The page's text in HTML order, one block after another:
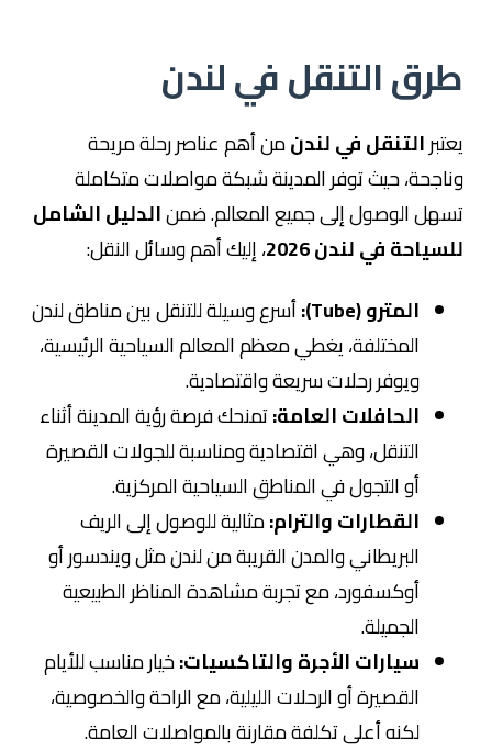
طرق التنقل في لندن
يعتبرالتنقل في لندنمن أهم عناصر رحلة مريحة
وناجحة، حيث توفر المدينة شبكة مواصلات متكاملة
تسهل الوصول إلى جميع المعالم. ضمنالدليل الشامل
للسياحة في لندن 2026
، إليك أهم وسائل النقل:
المترو (Tube):
أسرع وسيلة للتنقل بين مناطق لندن
المختلفة، يغطي معظم المعالم السياحية الرئيسية،
ويوفر رحلات سريعة واقتصادية.
الحافلات العامة:تمنحك فرصة رؤية المدينة أثناء
التنقل، وهي اقتصادية ومناسبة للجولات القصيرة
أو التجول في المناطق السياحية المركزية.
القطارات والترام:مثالية للوصول إلى الريف
البريطاني والمدن القريبة من لندن مثل ويندسور أو
أوكسفورد، مع تجربة مشاهدة المناظر الطبيعية
الجميلة.
سيارات الأجرة والتاكسيات:خيار مناسب للأيام
القصيرة أو الرحلات الليلية، مع الراحة والخصوصية،
لكنه أعلى تكلفة مقارنة بالمواصلات العامة.